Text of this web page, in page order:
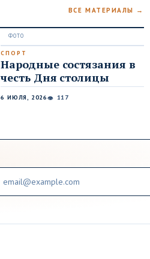
ВСЕ МАТЕРИАЛЫ →
СПОРТ
Народные состязания в
честь Дня столицы
6 ИЮЛЯ, 2026👁 117